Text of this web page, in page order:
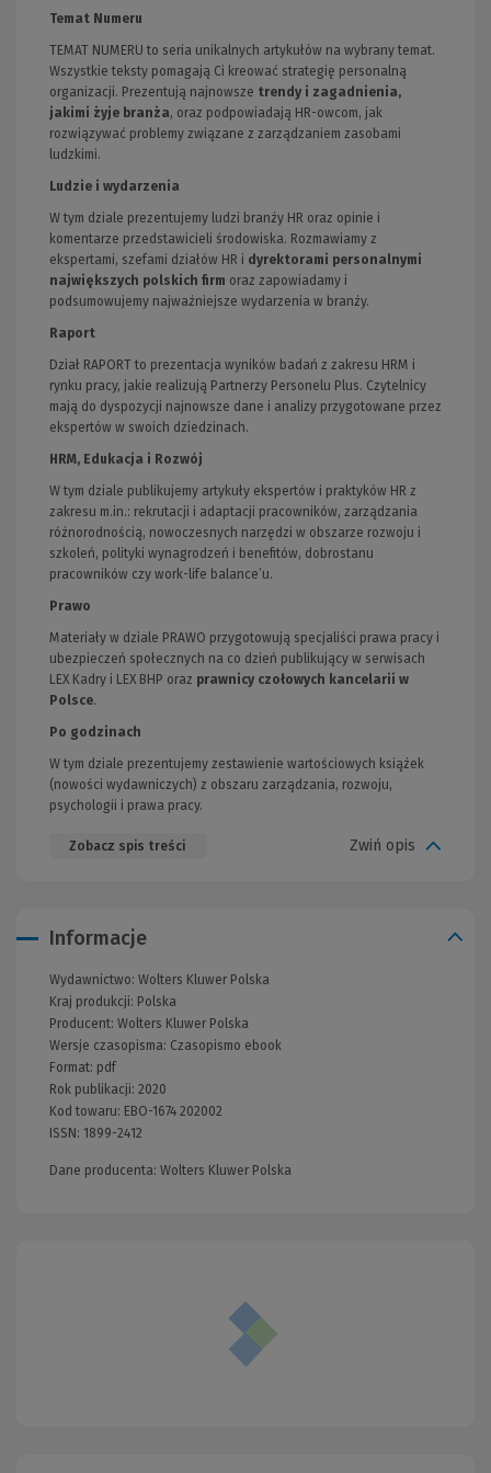
Temat Numeru
TEMAT NUMERU to seria unikalnych artykułów na wybrany temat.
Wszystkie teksty pomagają Ci kreować strategię personalną
organizacji. Prezentują najnowsze trendy i zagadnienia,
jakimi żyje branża, oraz podpowiadają HR-owcom, jak
rozwiązywać problemy związane z zarządzaniem zasobami
ludzkimi.
Ludzie i wydarzenia
W tym dziale prezentujemy ludzi branży HR oraz opinie i
komentarze przedstawicieli środowiska. Rozmawiamy z
ekspertami, szefami działów HR i dyrektorami personalnymi
największych polskich firm oraz zapowiadamy i
podsumowujemy najważniejsze wydarzenia w branży.
Raport
Dział RAPORT to prezentacja wyników badań z zakresu HRM i
rynku pracy, jakie realizują Partnerzy Personelu Plus. Czytelnicy
mają do dyspozycji najnowsze dane i analizy przygotowane przez
ekspertów w swoich dziedzinach.
HRM, Edukacja i Rozwój
W tym dziale publikujemy artykuły ekspertów i praktyków HR z
zakresu m.in.: rekrutacji i adaptacji pracowników, zarządzania
różnorodnością, nowoczesnych narzędzi w obszarze rozwoju i
szkoleń, polityki wynagrodzeń i benefitów, dobrostanu
pracowników czy work-life balance’u.
Prawo
Materiały w dziale PRAWO przygotowują specjaliści prawa pracy i
ubezpieczeń społecznych na co dzień publikujący w serwisach
LEX Kadry i LEX BHP oraz prawnicy czołowych kancelarii w
Polsce.
Po godzinach
W tym dziale prezentujemy zestawienie wartościowych książek
(nowości wydawniczych) z obszaru zarządzania, rozwoju,
psychologii i prawa pracy.
Zobacz spis treści Zwiń opis
Informacje
Wydawnictwo: Wolters Kluwer Polska
Kraj produkcji: Polska
Producent: Wolters Kluwer Polska
Wersje czasopisma: Czasopismo ebook
Format: pdf
Rok publikacji: 2020
Kod towaru: EBO-1674 202002
ISSN: 1899-2412
Dane producenta: Wolters Kluwer Polska